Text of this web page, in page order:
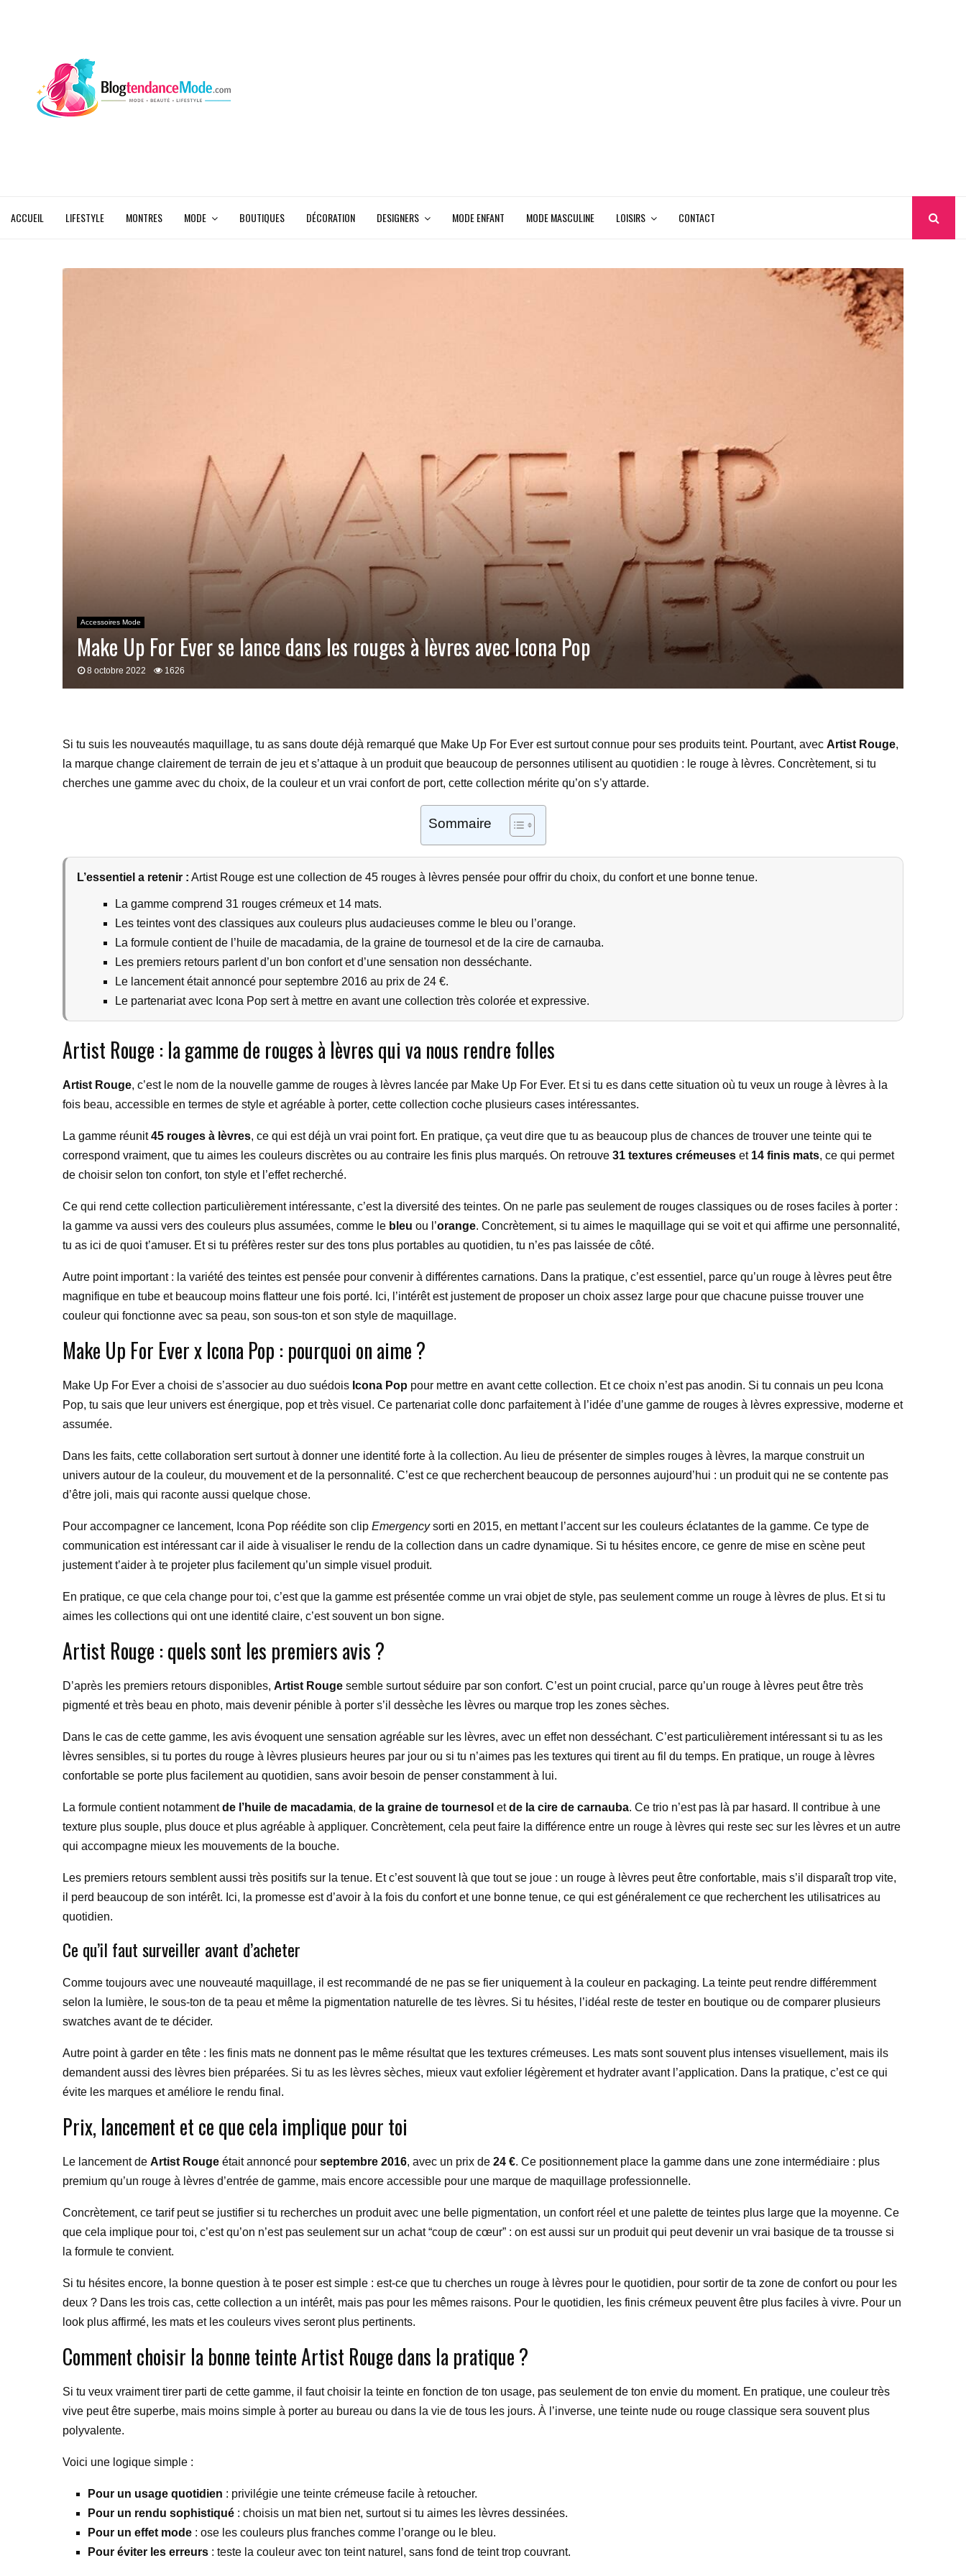
ACCUEIL LIFESTYLE MONTRES MODE BOUTIQUES DÉCORATION DESIGNERS MODE ENFANT MODE MASCULINE LOISIRS CONTACT
Accessoires Mode
Make Up For Ever se lance dans les rouges à lèvres avec Icona Pop
8 octobre 2022 1626
Si tu suis les nouveautés maquillage, tu as sans doute déjà remarqué que Make Up For Ever est surtout connue pour ses produits teint. Pourtant, avec Artist Rouge,
la marque change clairement de terrain de jeu et s’attaque à un produit que beaucoup de personnes utilisent au quotidien : le rouge à lèvres. Concrètement, si tu
cherches une gamme avec du choix, de la couleur et un vrai confort de port, cette collection mérite qu’on s’y attarde.
Sommaire
L’essentiel a retenir : Artist Rouge est une collection de 45 rouges à lèvres pensée pour offrir du choix, du confort et une bonne tenue.
La gamme comprend 31 rouges crémeux et 14 mats.
Les teintes vont des classiques aux couleurs plus audacieuses comme le bleu ou l’orange.
La formule contient de l’huile de macadamia, de la graine de tournesol et de la cire de carnauba.
Les premiers retours parlent d’un bon confort et d’une sensation non desséchante.
Le lancement était annoncé pour septembre 2016 au prix de 24 €.
Le partenariat avec Icona Pop sert à mettre en avant une collection très colorée et expressive.
Artist Rouge : la gamme de rouges à lèvres qui va nous rendre folles
Artist Rouge, c’est le nom de la nouvelle gamme de rouges à lèvres lancée par Make Up For Ever. Et si tu es dans cette situation où tu veux un rouge à lèvres à la
fois beau, accessible en termes de style et agréable à porter, cette collection coche plusieurs cases intéressantes.
La gamme réunit45 rouges à lèvres, ce qui est déjà un vrai point fort. En pratique, ça veut dire que tu as beaucoup plus de chances de trouver une teinte qui te
correspond vraiment, que tu aimes les couleurs discrètes ou au contraire les finis plus marqués. On retrouve 31 textures crémeuses et 14 finis mats, ce qui permet
de choisir selon ton confort, ton style et l’effet recherché.
Ce qui rend cette collection particulièrement intéressante, c’est la diversité des teintes. On ne parle pas seulement de rouges classiques ou de roses faciles à porter :
la gamme va aussi vers des couleurs plus assumées, comme le bleu ou l’orange. Concrètement, si tu aimes le maquillage qui se voit et qui affirme une personnalité,
tu as ici de quoi t’amuser. Et si tu préfères rester sur des tons plus portables au quotidien, tu n’es pas laissée de côté.
Autre point important : la variété des teintes est pensée pour convenir à différentes carnations. Dans la pratique, c’est essentiel, parce qu’un rouge à lèvres peut être
magnifique en tube et beaucoup moins flatteur une fois porté. Ici, l’intérêt est justement de proposer un choix assez large pour que chacune puisse trouver une
couleur qui fonctionne avec sa peau, son sous-ton et son style de maquillage.
Make Up For Ever x Icona Pop : pourquoi on aime ?
Make Up For Ever a choisi de s’associer au duo suédois Icona Pop pour mettre en avant cette collection. Et ce choix n’est pas anodin. Si tu connais un peu Icona
Pop, tu sais que leur univers est énergique, pop et très visuel. Ce partenariat colle donc parfaitement à l’idée d’une gamme de rouges à lèvres expressive, moderne et
assumée.
Dans les faits, cette collaboration sert surtout à donner une identité forte à la collection. Au lieu de présenter de simples rouges à lèvres, la marque construit un
univers autour de la couleur, du mouvement et de la personnalité. C’est ce que recherchent beaucoup de personnes aujourd’hui : un produit qui ne se contente pas
d’être joli, mais qui raconte aussi quelque chose.
Pour accompagner ce lancement, Icona Pop réédite son clip Emergencysorti en 2015, en mettant l’accent sur les couleurs éclatantes de la gamme. Ce type de
communication est intéressant car il aide à visualiser le rendu de la collection dans un cadre dynamique. Si tu hésites encore, ce genre de mise en scène peut
justement t’aider à te projeter plus facilement qu’un simple visuel produit.
En pratique, ce que cela change pour toi, c’est que la gamme est présentée comme un vrai objet de style, pas seulement comme un rouge à lèvres de plus. Et si tu
aimes les collections qui ont une identité claire, c’est souvent un bon signe.
Artist Rouge : quels sont les premiers avis ?
D’après les premiers retours disponibles, Artist Rouge semble surtout séduire par son confort. C’est un point crucial, parce qu’un rouge à lèvres peut être très
pigmenté et très beau en photo, mais devenir pénible à porter s’il dessèche les lèvres ou marque trop les zones sèches.
Dans le cas de cette gamme, les avis évoquent une sensation agréable sur les lèvres, avec un effet non desséchant. C’est particulièrement intéressant si tu as les
lèvres sensibles, si tu portes du rouge à lèvres plusieurs heures par jour ou si tu n’aimes pas les textures qui tirent au fil du temps. En pratique, un rouge à lèvres
confortable se porte plus facilement au quotidien, sans avoir besoin de penser constamment à lui.
La formule contient notammentde l’huile de macadamia, de la graine de tournesol etde la cire de carnauba. Ce trio n’est pas là par hasard. Il contribue à une
texture plus souple, plus douce et plus agréable à appliquer. Concrètement, cela peut faire la différence entre un rouge à lèvres qui reste sec sur les lèvres et un autre
qui accompagne mieux les mouvements de la bouche.
Les premiers retours semblent aussi très positifs sur la tenue. Et c’est souvent là que tout se joue : un rouge à lèvres peut être confortable, mais s’il disparaît trop vite,
il perd beaucoup de son intérêt. Ici, la promesse est d’avoir à la fois du confort et une bonne tenue, ce qui est généralement ce que recherchent les utilisatrices au
quotidien.
Ce qu’il faut surveiller avant d’acheter
Comme toujours avec une nouveauté maquillage, il est recommandé de ne pas se fier uniquement à la couleur en packaging. La teinte peut rendre différemment
selon la lumière, le sous-ton de ta peau et même la pigmentation naturelle de tes lèvres. Si tu hésites, l’idéal reste de tester en boutique ou de comparer plusieurs
swatches avant de te décider.
Autre point à garder en tête : les finis mats ne donnent pas le même résultat que les textures crémeuses. Les mats sont souvent plus intenses visuellement, mais ils
demandent aussi des lèvres bien préparées. Si tu as les lèvres sèches, mieux vaut exfolier légèrement et hydrater avant l’application. Dans la pratique, c’est ce qui
évite les marques et améliore le rendu final.
Prix, lancement et ce que cela implique pour toi
Le lancement de Artist Rouge était annoncé pour septembre 2016, avec un prix de 24 €. Ce positionnement place la gamme dans une zone intermédiaire : plus
premium qu’un rouge à lèvres d’entrée de gamme, mais encore accessible pour une marque de maquillage professionnelle.
Concrètement, ce tarif peut se justifier si tu recherches un produit avec une belle pigmentation, un confort réel et une palette de teintes plus large que la moyenne. Ce
que cela implique pour toi, c’est qu’on n’est pas seulement sur un achat “coup de cœur” : on est aussi sur un produit qui peut devenir un vrai basique de ta trousse si
la formule te convient.
Si tu hésites encore, la bonne question à te poser est simple : est-ce que tu cherches un rouge à lèvres pour le quotidien, pour sortir de ta zone de confort ou pour les
deux ? Dans les trois cas, cette collection a un intérêt, mais pas pour les mêmes raisons. Pour le quotidien, les finis crémeux peuvent être plus faciles à vivre. Pour un
look plus affirmé, les mats et les couleurs vives seront plus pertinents.
Comment choisir la bonne teinte Artist Rouge dans la pratique ?
Si tu veux vraiment tirer parti de cette gamme, il faut choisir la teinte en fonction de ton usage, pas seulement de ton envie du moment. En pratique, une couleur très
vive peut être superbe, mais moins simple à porter au bureau ou dans la vie de tous les jours. À l’inverse, une teinte nude ou rouge classique sera souvent plus
polyvalente.
Voici une logique simple :
Pour un usage quotidien : privilégie une teinte crémeuse facile à retoucher.
Pour un rendu sophistiqué : choisis un mat bien net, surtout si tu aimes les lèvres dessinées.
Pour un effet mode : ose les couleurs plus franches comme l’orange ou le bleu.
Pour éviter les erreurs : teste la couleur avec ton teint naturel, sans fond de teint trop couvrant.